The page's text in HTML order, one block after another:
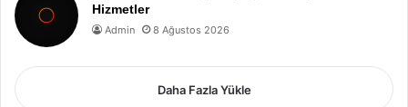
Hizmetler
Admin 8 Ağustos 2026
Daha Fazla Yükle